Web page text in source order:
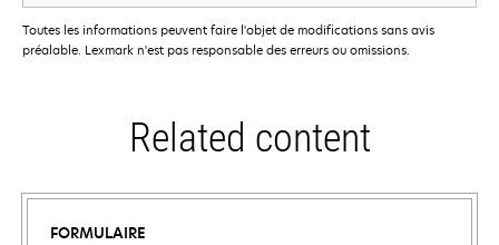
Toutes les informations peuvent faire l'objet de modifications sans avis
préalable. Lexmark n'est pas responsable des erreurs ou omissions.
Related content
FORMULAIRE